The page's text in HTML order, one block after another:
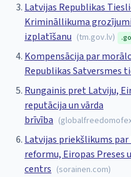
Latvijas Republikas
Krimināllikuma
izplatīšanu (tm.gov.lv)
Kompensācija par
Republikas Satversmes
Rungainis pret Latviju,
reputācija un vārda
brīvība (
Latvijas priekšlikums
reformu, Eiropas Preses
centrs (sorainen.com)